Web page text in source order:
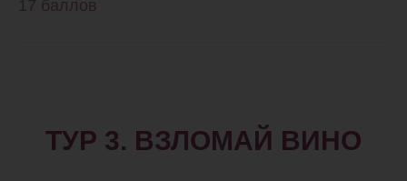
17 баллов
ТУР 3. ВЗЛОМАЙ ВИНО